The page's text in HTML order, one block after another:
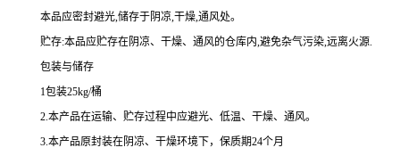
本品应密封避光,储存于阴凉,干燥,通风处。
贮存:本品应贮存在阴凉、干燥、通风的仓库内,避免杂气污染,远离火源.
包装与储存
1包装25kg/桶
2.本产品在运输、贮存过程中应避光、低温、干燥、通风。
3.本产品原封装在阴凉、干燥环境下，保质期24个月